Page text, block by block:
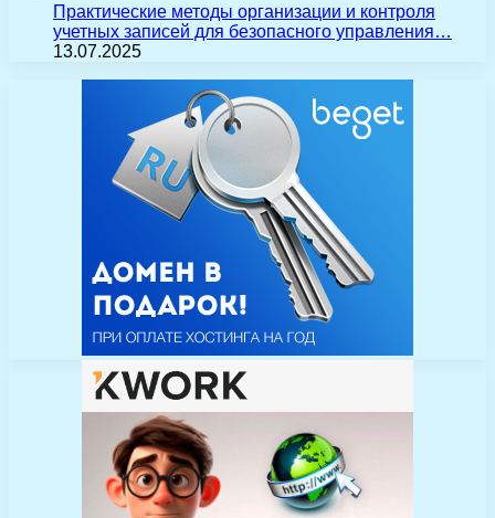
Практические методы организации и контроля
учетных записей для безопасного управления…
13.07.2025